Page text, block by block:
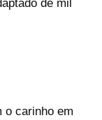
de mil
o carinho em